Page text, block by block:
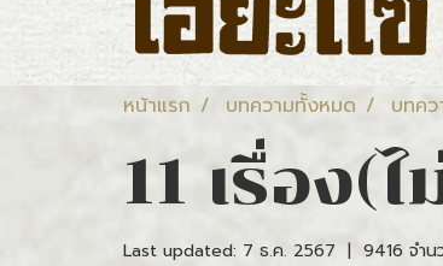
หน้าแรก บทความทั้งหมด บทคว
11 เรื่อง(
Last updated: 7 ธ.ค. 2567 | 9416 จำน